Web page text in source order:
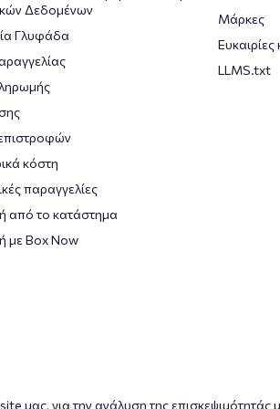
μας, για την ανάλυση της επισκεψιμότητάς
Δεδομένων
Γλυφάδα
κόστη
παραγγελίες
από το κατάστημα
με Box Now
Μάρκες
Ευκαιρίες
LLMS.txt